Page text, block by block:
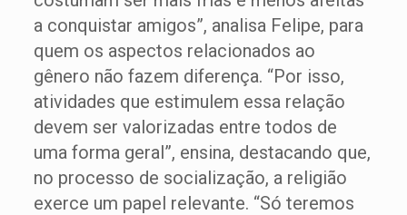
a conquistar amigos”, analisa Felipe, para
quem os aspectos relacionados ao
gênero não fazem diferença. “Por isso,
atividades que estimulem essa relação
devem ser valorizadas entre todos de
uma forma geral”, ensina, destacando que,
no processo de socialização, a religião
exerce um papel relevante. “Só teremos